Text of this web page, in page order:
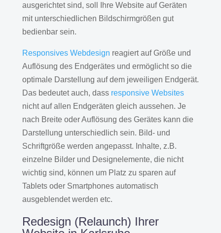
ausgerichtet sind, soll Ihre Website auf Geräten
mit unterschiedlichen Bildschirmgrößen gut
bedienbar sein.
Responsives Webdesign reagiert auf Größe und
Auflösung des Endgerätes und ermöglicht so die
optimale Darstellung auf dem jeweiligen Endgerät.
Das bedeutet auch, dass responsive Websites
nicht auf allen Endgeräten gleich aussehen. Je
nach Breite oder Auflösung des Gerätes kann die
Darstellung unterschiedlich sein. Bild- und
Schriftgröße werden angepasst. Inhalte, z.B.
einzelne Bilder und Designelemente, die nicht
wichtig sind, können um Platz zu sparen auf
Tablets oder Smartphones automatisch
ausgeblendet werden etc.
Redesign (Relaunch) Ihrer